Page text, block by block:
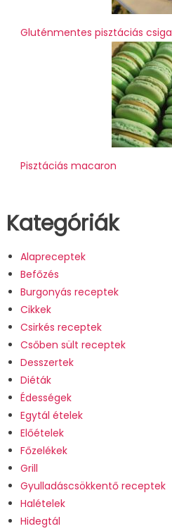
Gluténmentes pisztáciás csiga
Pisztáciás macaron
Kategóriák
Alapreceptek
Befőzés
Burgonyás receptek
Cikkek
Csirkés receptek
Csőben sült receptek
Desszertek
Diéták
Édességek
Egytál ételek
Előételek
Főzelékek
Grill
Gyulladáscsökkentő receptek
Halételek
Hidegtál